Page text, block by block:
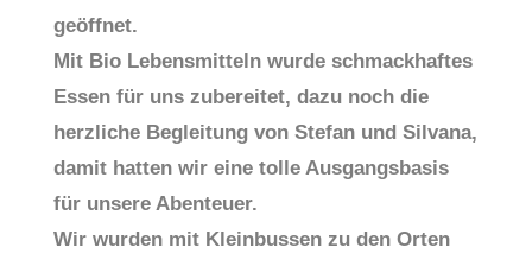
geöffnet.
Mit Bio Lebensmitteln wurde schmackhaftes
Essen für uns zubereitet, dazu noch die
herzliche Begleitung von Stefan und Silvana,
damit hatten wir eine tolle Ausgangsbasis
für unsere Abenteuer.
Wir wurden mit Kleinbussen zu den Orten